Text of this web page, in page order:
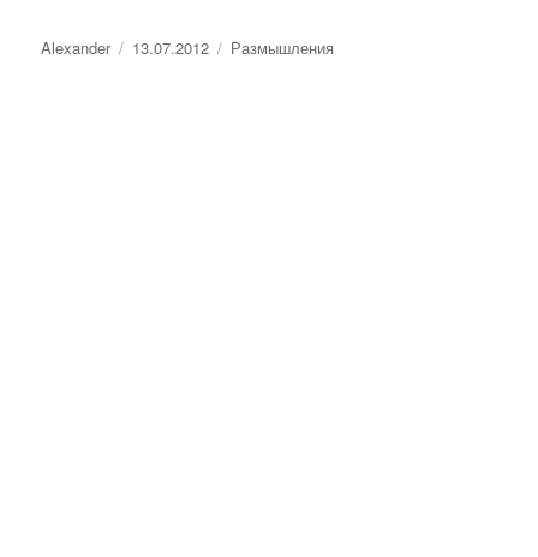
Автор
Alexander Опубликовано
13.07.2012 Рубрики
Размышления